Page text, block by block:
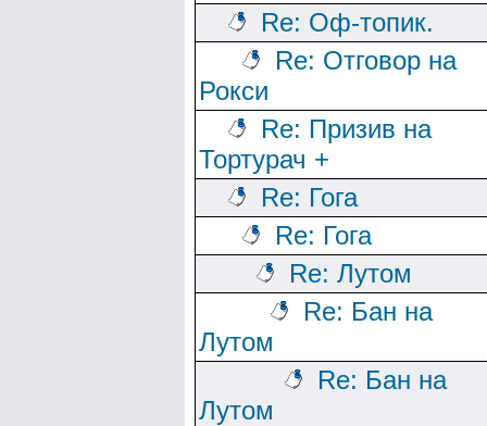
Re: Оф-топик.
Re: Отговор на
Рокси
Re: Призив на
Тортурач +
Re: Гога
Re: Гога
Re: Лутом
Re: Бан на
Лутом
Re: Бан на
Лутом